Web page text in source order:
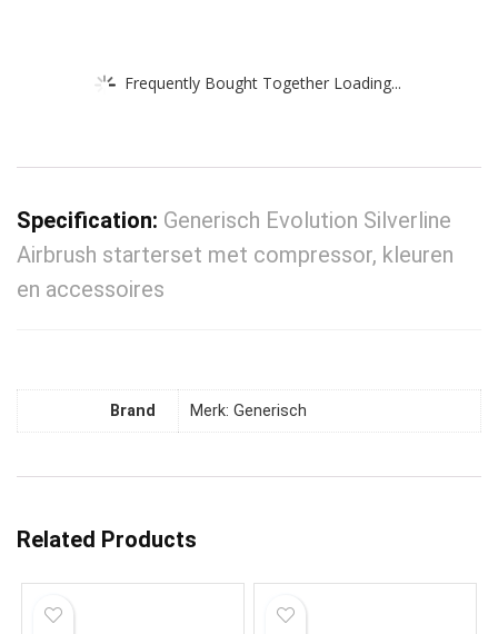
Frequently Bought Together Loading...
Specification: Generisch Evolution Silverline
Airbrush starterset met compressor, kleuren
en accessoires
Brand Merk: Generisch
Related Products